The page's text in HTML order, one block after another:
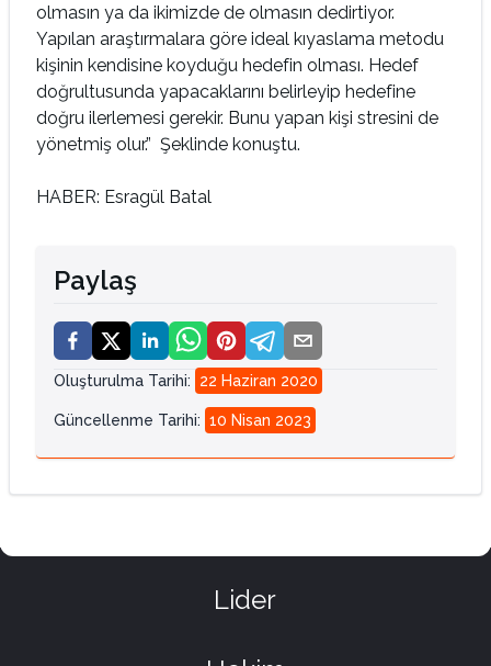
olmasın ya da ikimizde de olmasın dedirtiyor.
Yapılan araştırmalara göre ideal kıyaslama metodu
kişinin kendisine koyduğu hedefin olması. Hedef
doğrultusunda yapacaklarını belirleyip hedefine
doğru ilerlemesi gerekir. Bunu yapan kişi stresini de
yönetmiş olur.” Şeklinde konuştu.
HABER: Esragül Batal
Paylaş
Oluşturulma Tarihi: 22 Haziran 2020
Güncellenme Tarihi: 10 Nisan 2023
Lider